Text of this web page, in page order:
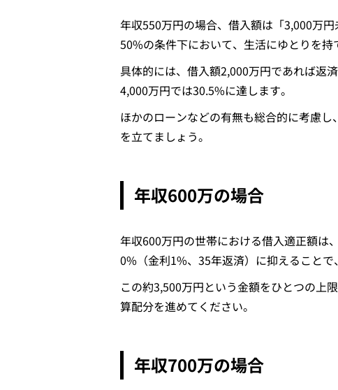
年収550万円の場合、借入額は「3,000万
50%の条件下において、生活にゆとりを持
具体的には、借入額2,000万円であれば返
4,000万円では30.5%に達します。
ほかのローンなどの有無も総合的に考慮
を立てましょう。
年収600万の場合
年収600万円の世帯における借入適正額は
0%（金利1%、35年返済）に抑えることで
この約3,500万円という金額をひとつの上
算配分を進めてください。
年収700万の場合